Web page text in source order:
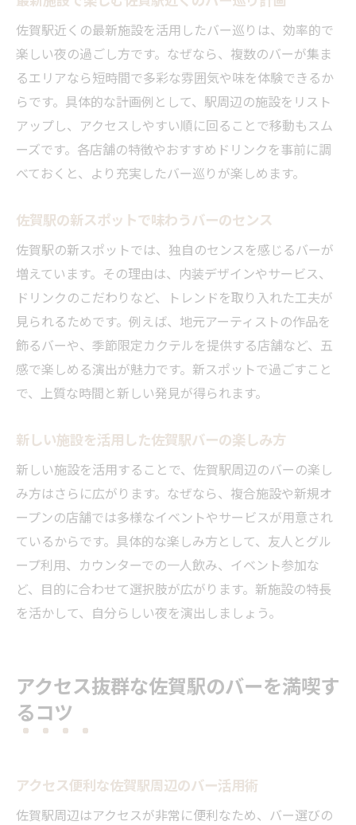
佐賀駅近くの最新施設を活用したバー巡りは、効率的で
楽しい夜の過ごし方です。なぜなら、複数のバーが集ま
るエリアなら短時間で多彩な雰囲気や味を体験できるか
らです。具体的な計画例として、駅周辺の施設をリスト
アップし、アクセスしやすい順に回ることで移動もスム
ーズです。各店舗の特徴やおすすめドリンクを事前に調
べておくと、より充実したバー巡りが楽しめます。
佐賀駅の新スポットで味わうバーのセンス
佐賀駅の新スポットでは、独自のセンスを感じるバーが
増えています。その理由は、内装デザインやサービス、
ドリンクのこだわりなど、トレンドを取り入れた工夫が
見られるためです。例えば、地元アーティストの作品を
飾るバーや、季節限定カクテルを提供する店舗など、五
感で楽しめる演出が魅力です。新スポットで過ごすこと
で、上質な時間と新しい発見が得られます。
新しい施設を活用した佐賀駅バーの楽しみ方
新しい施設を活用することで、佐賀駅周辺のバーの楽し
み方はさらに広がります。なぜなら、複合施設や新規オ
ープンの店舗では多様なイベントやサービスが用意され
ているからです。具体的な楽しみ方として、友人とグル
ープ利用、カウンターでの一人飲み、イベント参加な
ど、目的に合わせて選択肢が広がります。新施設の特長
を活かして、自分らしい夜を演出しましょう。
アクセス抜群な佐賀駅のバーを満喫す
るコツ
アクセス便利な佐賀駅周辺のバー活用術
佐賀駅周辺はアクセスが非常に便利なため、バー選びの